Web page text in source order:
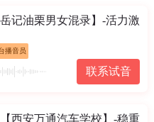
记油栗男女混录】-活力激
播音员
联系试音
西安万通汽车学校】-稳重